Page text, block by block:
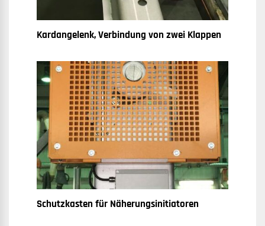
Kardangelenk, Verbindung von zwei Klappen
Schutzkasten für Näherungsinitiatoren